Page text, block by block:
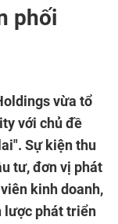
phối
vừa tổ
với chủ đề
Sự kiện thu
tư, đơn vị phát
kinh doanh,
lược phát triển